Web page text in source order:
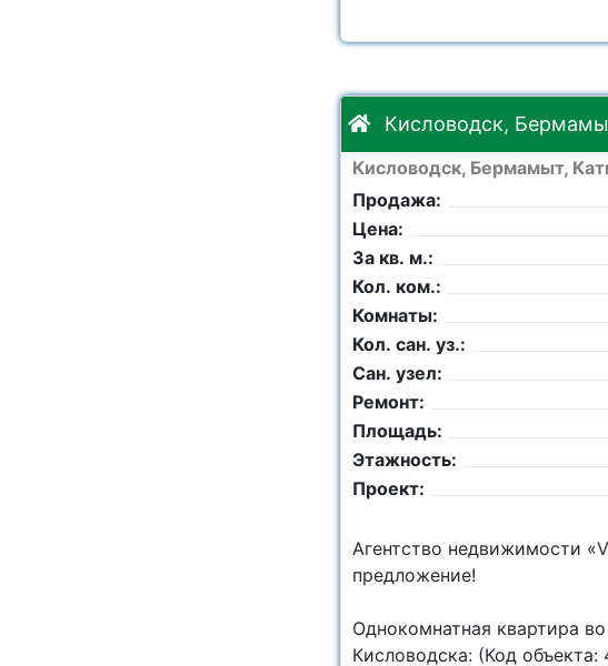
Кисловодск,
Кисловодск, Бермамыт,
Продажа:
Цена:
За кв. м.:
Кол. ком.:
Комнаты:
Кол. сан. уз.:
Сан. узел:
Ремонт:
Площадь:
Этажность:
Проект:
Агентство недвижимости
предложение!
Однокомнатная квартира
Кисловодска: (Код объекта: